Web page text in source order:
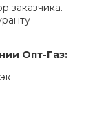
заказчика.
Опт-Газ: